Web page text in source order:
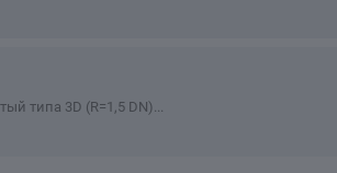
типа 3D (R=1,5 DN)...